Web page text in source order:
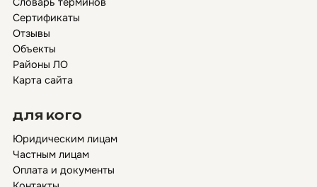
Сертификаты
Отзывы
Объекты
Районы ЛО
Карта сайта
ДЛЯ КОГО
Юридическим лицам
Частным лицам
Оплата и документы